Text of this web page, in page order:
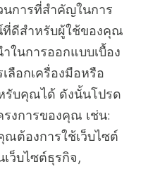
นการที่สำคัญในการ
ดีสำหรับผู้ใช้ของคุณ
ในการออกแบบเบื้อง
ลือกเครื่องมือหรือ
รับคุณได้ ดังนั้นโปรด
งการของคุณ เช่น:
ณต้องการใช้เว็บไซต์
เว็บไซต์ธุรกิจ,